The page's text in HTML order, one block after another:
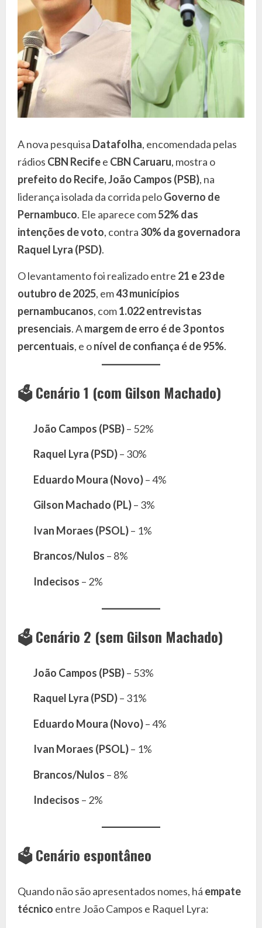
A nova pesquisa Datafolha, encomendada pelas
rádios CBN Recifee CBN Caruaru, mostra o
prefeito do Recife, João Campos (PSB), na
liderança isolada da corrida peloGoverno de
Pernambuco. Ele aparece com52% das
intenções de voto, contra 30% da governadora
Raquel Lyra (PSD).
O levantamento foi realizado entre 21 e 23 de
outubro de 2025, em43 municípios
pernambucanos, com1.022 entrevistas
presenciais. Amargem de erro é de 3 pontos
percentuais, e onível de confiança é de 95%.
🗳️Cenário 1 (com Gilson Machado)
João Campos (PSB)– 52%
Raquel Lyra (PSD)– 30%
Eduardo Moura (Novo)– 4%
Gilson Machado (PL)– 3%
Ivan Moraes (PSOL)– 1%
Brancos/Nulos – 8%
Indecisos – 2%
🗳️Cenário 2 (sem Gilson Machado)
João Campos (PSB)– 53%
Raquel Lyra (PSD)– 31%
Eduardo Moura (Novo)– 4%
Ivan Moraes (PSOL)– 1%
Brancos/Nulos – 8%
Indecisos – 2%
🗳️Cenário espontâneo
Quando não são apresentados nomes, há empate
técnico entre João Campos e Raquel Lyra: